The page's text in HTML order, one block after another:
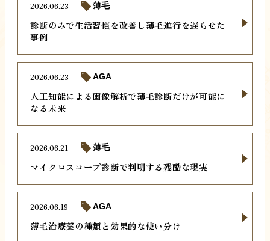
診断のみで生活習慣を改善し薄毛進行を遅らせた
事例
2026.06.23 薄毛
人工知能による画像解析で薄毛診断だけが可能に
なる未来
2026.06.23 AGA
マイクロスコープ診断で判明する残酷な現実
2026.06.21 薄毛
薄毛治療薬の種類と効果的な使い分け
2026.06.19 AGA